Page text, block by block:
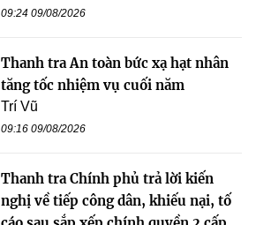
09:24 09/08/2026
Thanh tra An toàn bức xạ hạt nhân
tăng tốc nhiệm vụ cuối năm
Trí Vũ
09:16 09/08/2026
Thanh tra Chính phủ trả lời kiến
nghị về tiếp công dân, khiếu nại, tố